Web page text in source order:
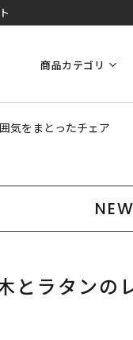
商品カテゴリ
気をまとったチェア
とラタンの